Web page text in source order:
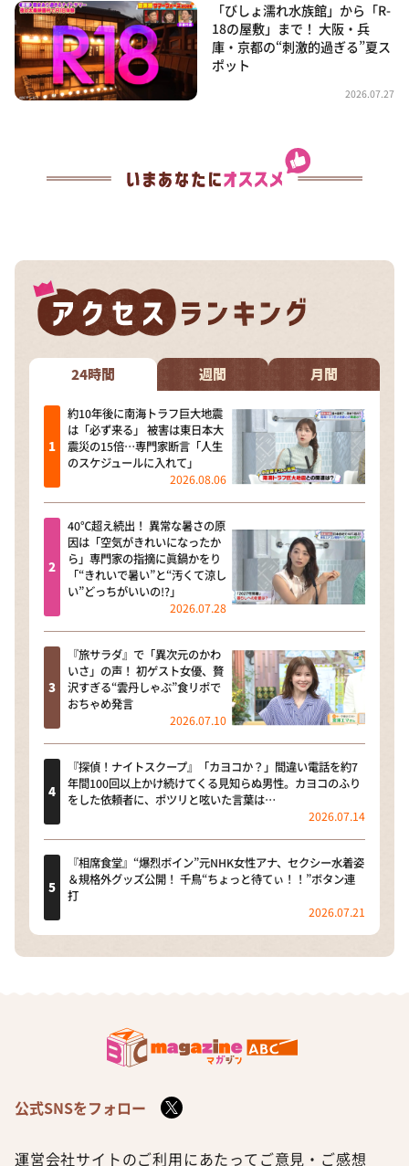
「びしょ濡れ水族館」から「R-
18の屋敷」まで！ 大阪・兵
庫・京都の“刺激的過ぎる”夏ス
ポット
2026.07.27
24時間 週間 月間
約10年後に南海トラフ巨大地震
は「必ず来る」 被害は東日本大
震災の15倍…専門家断言「人生
のスケジュールに入れて」
2026.08.06
40℃超え続出！ 異常な暑さの原
因は「空気がきれいになったか
ら」専門家の指摘に眞鍋かをり
「“きれいで暑い”と“汚くて涼し
い”どっちがいいの!?」
2026.07.28
『旅サラダ』で「異次元のかわ
いさ」の声！ 初ゲスト女優、贅
沢すぎる“雲丹しゃぶ”食リポで
おちゃめ発言
2026.07.10
『探偵！ナイトスクープ』「カヨコか？」間違い電話を約7
年間100回以上かけ続けてくる見知らぬ男性。カヨコのふり
をした依頼者に、ポツリと呟いた言葉は…
2026.07.14
『相席食堂』“爆烈ボイン”元NHK女性アナ、セクシー水着姿
＆規格外グッズ公開！ 千鳥“ちょっと待てぃ！！”ボタン連
打
2026.07.21
公式SNSをフォロー
運営会社サイトのご利用にあたって ご意見・ご感想